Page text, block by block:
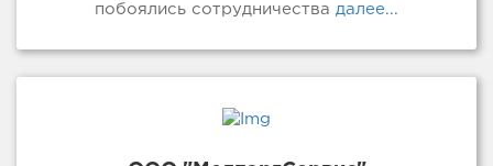
побоялись сотрудничества далее...